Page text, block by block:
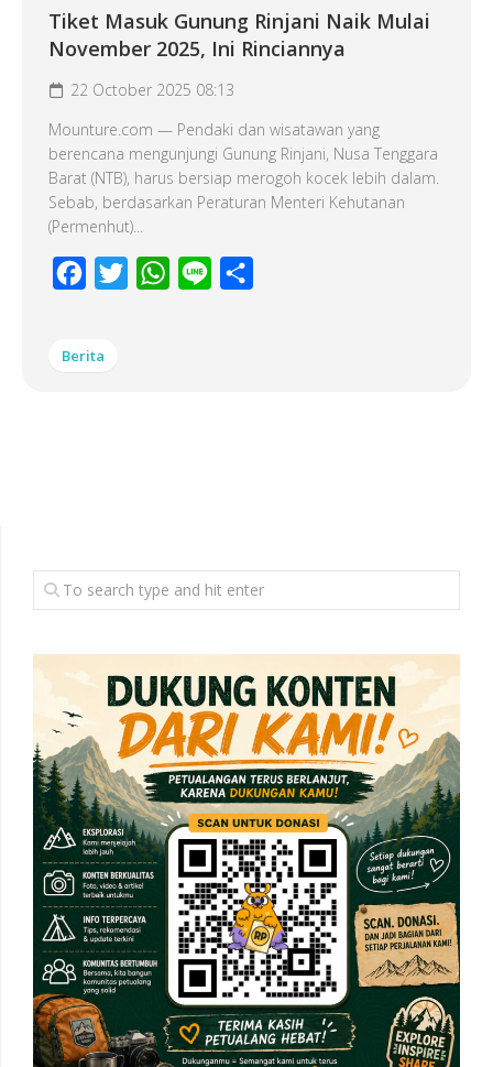
Tiket Masuk Gunung Rinjani Naik Mulai
November 2025, Ini Rinciannya
22 October 2025 08:13
Mounture.com — Pendaki dan wisatawan yang
berencana mengunjungi Gunung Rinjani, Nusa Tenggara
Barat (NTB), harus bersiap merogoh kocek lebih dalam.
Sebab, berdasarkan Peraturan Menteri Kehutanan
(Permenhut)...
Facebook
Twitter WhatsApp
Line
Berita